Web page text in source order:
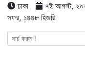
ঢাকা
৭ই আগস্ট,
সফর, ১৪৪৮ হিজরি